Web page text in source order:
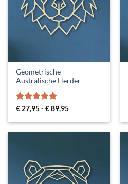
Geometrische
Australische Herder
Gewaardeerd
€ 27,95-€89,95Prijsklasse:
tot